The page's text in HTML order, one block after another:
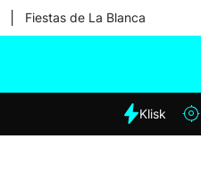
Fiestas de La Blanca
Klisk